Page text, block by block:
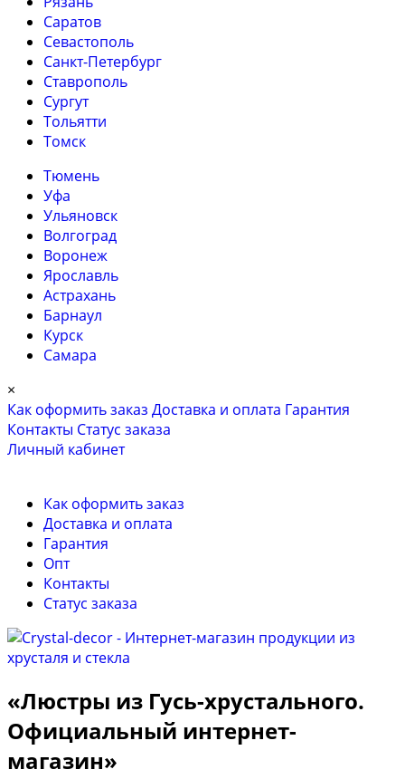
Саратов
Севастополь
Санкт-Петербург
Ставрополь
Сургут
Тольятти
Томск
Тюмень
Уфа
Ульяновск
Волгоград
Воронеж
Ярославль
Астрахань
Барнаул
Курск
Самара
×
Как оформить заказ Доставка и оплата Гарантия
Контакты Cтатус заказа
Личный кабинет
Как оформить заказ
Доставка и оплата
Гарантия
Опт
Контакты
Cтатус заказа
«Люстры из Гусь-хрустального.
Официальный интернет-
магазин»